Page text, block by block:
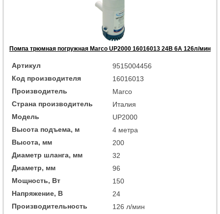
Помпа трюмная погружная Marco UP2000 16016013 24В 6А 126л/мин
Артикул
9515004456
Код производителя
16016013
Производитель
Marco
Страна производитель
Италия
Модель
UP2000
Высота подъема, м
4 метра
Высота, мм
200
Диаметр шланга, мм
32
Диаметр, мм
96
Мощность, Вт
150
Напряжение, В
24
Производительность
126 л/мин